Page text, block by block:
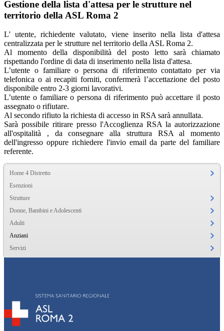
Gestione della lista d'attesa per le strutture nel
territorio della ASL Roma 2
L' utente, richiedente valutato, viene inserito nella lista d'attesa
centralizzata per le strutture nel territorio della ASL Roma 2.
Al momento della disponibilità del posto letto sarà chiamato
rispettando l'ordine di data di inserimento nella lista d'attesa.
L’utente o familiare o persona di riferimento contattato per via
telefonica o ai recapiti forniti, confermerà l’accettazione del posto
disponibile entro 2-3 giorni lavorativi.
L’utente o familiare o persona di riferimento può accettare il posto
assegnato o rifiutare.
Al secondo rifiuto la richiesta di accesso in RSA sarà annullata.
Sarà possibile ritirare presso l'Accoglienza RSA la autorizzazione
all'ospitalità , da consegnare alla struttura RSA al momento
dell'ingresso oppure richiedere l'invio email da parte del familiare
referente.
Home 4 Distretto
Esenzioni
Strutture
Donne, Bambini e Adolescenti
Adulti
Anziani
Servizi